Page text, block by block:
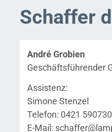
Schaffer
André Grobien
Geschäftsführender
Assistenz:
Simone Stenzel
Telefon: 0421
E-Mail: